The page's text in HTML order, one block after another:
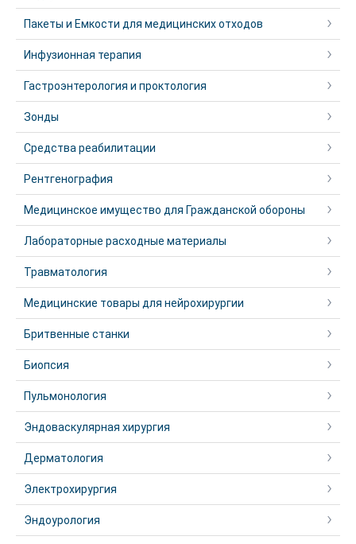
Пакеты и Емкости для медицинских отходов
Инфузионная терапия
Гастроэнтерология и проктология
Зонды
Средства реабилитации
Рентгенография
Медицинское имущество для Гражданской обороны
Лабораторные расходные материалы
Травматология
Медицинские товары для нейрохирургии
Бритвенные станки
Биопсия
Пульмонология
Эндоваскулярная хирургия
Дерматология
Электрохирургия
Эндоурология